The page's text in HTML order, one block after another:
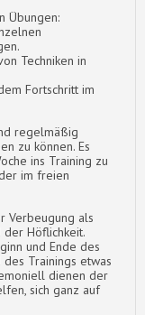
Übungen:
Techniken in
Fortschritt im
regelmäßig
zu können. Es
ins Training zu
im freien
Verbeugung als
der Höflichkeit.
und Ende des
Trainings etwas
dienen der
sich ganz auf